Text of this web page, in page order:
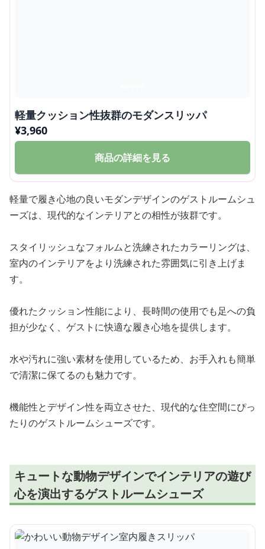
軽量クッション性抜群のモダンスリッパ
¥3,960
商品の詳細を見る
軽量で履き心地の良いモダンデザインのゲストルームシュ
ーズは、現代的なインテリアとの相性が抜群です。
スタイリッシュなフォルムと洗練されたカラーリングは、
室内のインテリアをより洗練された雰囲気に引き上げま
す。
優れたクッション性能により、長時間の使用でも足への負
担が少なく、ゲストに快適な履き心地を提供します。
水や汚れに強い素材を使用しているため、お手入れも簡単
で清潔に保てるのも魅力です。
機能性とデザイン性を両立させた、現代的な住空間にぴっ
たりのゲストルームシューズです。
キュートな動物デザインでインテリアの遊び
心を演出するゲストルームシューズ